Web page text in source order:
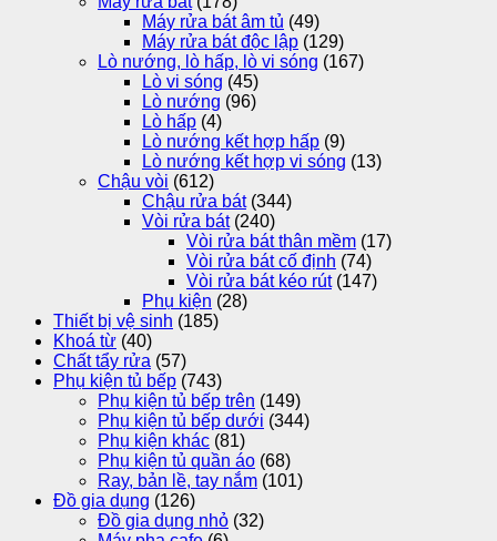
Máy rửa bát âm tủ (49)
Máy rửa bát độc lập (129)
Lò nướng, lò hấp, lò vi sóng (167)
Lò vi sóng (45)
Lò nướng (96)
Lò hấp (4)
Lò nướng kết hợp hấp (9)
Lò nướng kết hợp vi sóng (13)
Chậu vòi (612)
Chậu rửa bát (344)
Vòi rửa bát (240)
Vòi rửa bát thân mềm (17)
Vòi rửa bát cố định (74)
Vòi rửa bát kéo rút (147)
Phụ kiện (28)
Thiết bị vệ sinh (185)
Khoá từ (40)
Chất tẩy rửa (57)
Phụ kiện tủ bếp (743)
Phụ kiện tủ bếp trên (149)
Phụ kiện tủ bếp dưới (344)
Phụ kiện khác (81)
Phụ kiện tủ quần áo (68)
Ray, bản lề, tay nắm (101)
Đồ gia dụng (126)
Đồ gia dụng nhỏ (32)